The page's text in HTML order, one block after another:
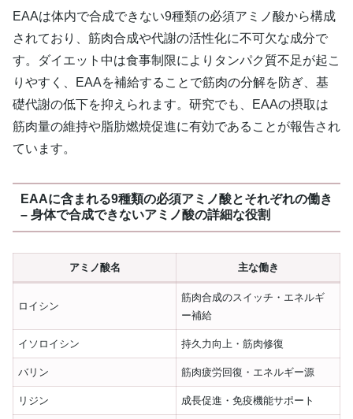
EAAは体内で合成できない9種類の必須アミノ酸から構成
されており、筋肉合成や代謝の活性化に不可欠な成分で
す。ダイエット中は食事制限によりタンパク質不足が起こ
りやすく、EAAを補給することで筋肉の分解を防ぎ、基
礎代謝の低下を抑えられます。研究でも、EAAの摂取は
筋肉量の維持や脂肪燃焼促進に有効であることが報告され
ています。
EAAに含まれる9種類の必須アミノ酸とそれぞれの働き
– 身体で合成できないアミノ酸の詳細な役割
アミノ酸名 主な働き
ロイシン
筋肉合成のスイッチ・エネルギ
ー補給
イソロイシン 持久力向上・筋肉修復
バリン 筋肉疲労回復・エネルギー源
リジン 成長促進・免疫機能サポート